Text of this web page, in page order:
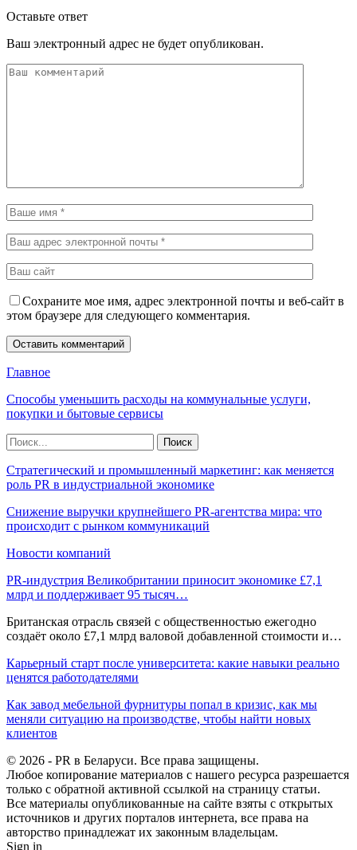
Оставьте ответ
Ваш электронный адрес не будет опубликован.
Сохраните мое имя, адрес электронной почты и веб-сайт в
этом браузере для следующего комментария.
Главное
Способы уменьшить расходы на коммунальные услуги,
покупки и бытовые сервисы
Стратегический и промышленный маркетинг: как меняется
роль PR в индустриальной экономике
Снижение выручки крупнейшего PR-агентства мира: что
происходит с рынком коммуникаций
Новости компаний
PR-индустрия Великобритании приносит экономике £7,1
млрд и поддерживает 95 тысяч…
Британская отрасль связей с общественностью ежегодно
создаёт около £7,1 млрд валовой добавленной стоимости и…
Карьерный старт после университета: какие навыки реально
ценятся работодателями
Как завод мебельной фурнитуры попал в кризис, как мы
меняли ситуацию на производстве, чтобы найти новых
клиентов
© 2026 - PR в Беларуси. Все права защищены.
Любое копирование материалов с нашего ресурса разрешается
только с обратной активной ссылкой на страницу статьи.
Все материалы опубликованные на сайте взяты с открытых
источников и других порталов интернета, все права на
авторство принадлежат их законным владельцам.
Sign in